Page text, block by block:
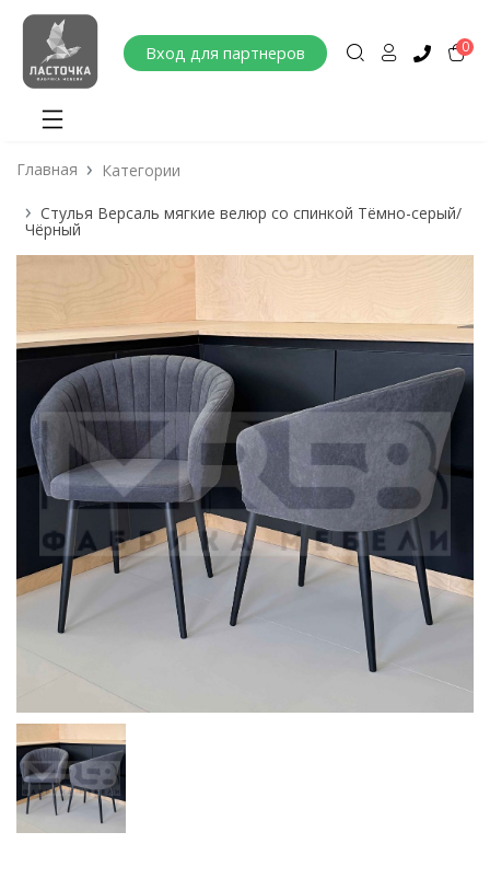
Вход для партнеров 0
Главная Категории
Стулья Версаль мягкие велюр со спинкой Тёмно-серый/
Чёрный